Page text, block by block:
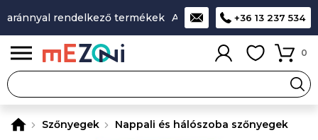
rendelkező termékek A legjobb design-minőség-ár
+36 13 237 534
0
Szőnyegek Nappali és hálószoba szőnyegek